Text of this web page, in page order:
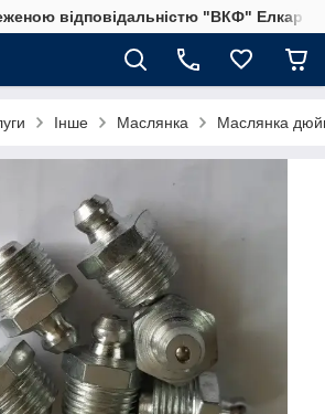
відповідальністю "ВКФ" Елкар"
Інше Маслянка Маслянка